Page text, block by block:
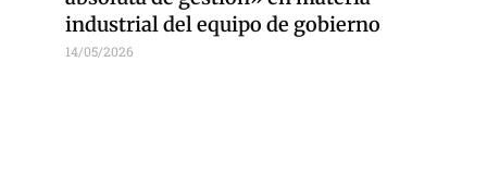
industrial del equipo de gobierno
14/05/2026